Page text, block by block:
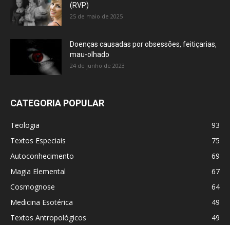
(RVP)
25 de maio de 2025
Doenças causadas por obsessões, feitiçarias,
mau-olhado
24 de junho de 2023
CATEGORIA POPULAR
Teologia
93
Textos Especiais
75
Autoconhecimento
69
Magia Elemental
67
Cosmognose
64
Medicina Esotérica
49
Textos Antropológicos
49